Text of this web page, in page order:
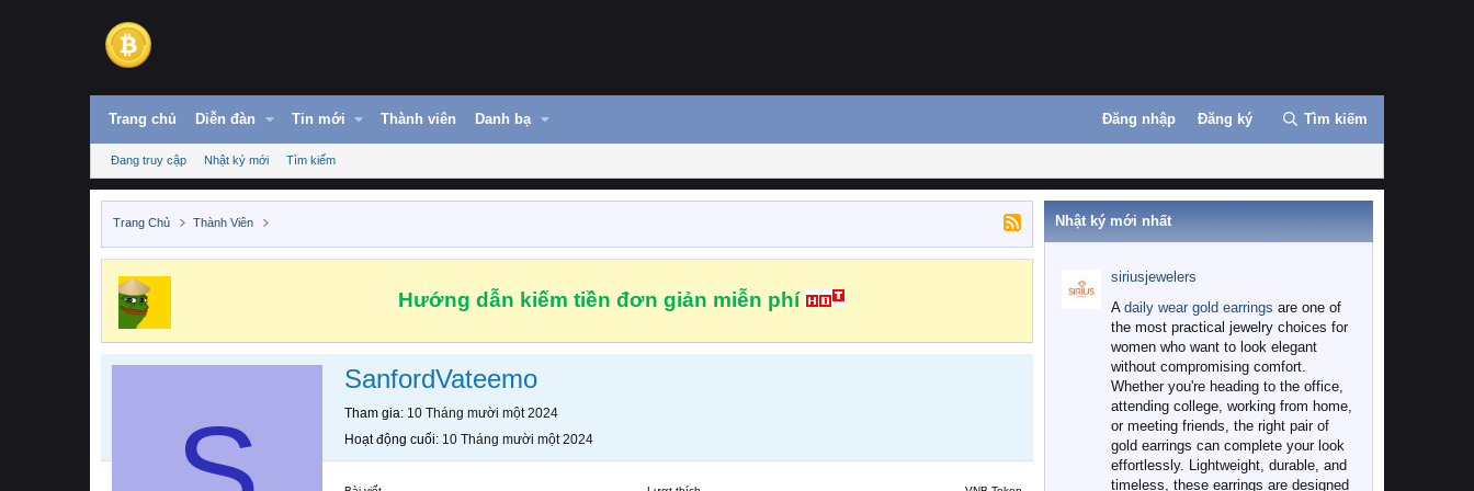
Trang chủ Diễn đàn Tin mới Thành viên Danh bạ Đăng nhập Đăng ký Tìm kiếm
Đang truy cập Nhật ký mới Tìm kiếm
Trang Chủ Thành Viên
Hướng dẫn kiếm tiền đơn giản miễn phí
SanfordVateemo
Tham gia 10 Tháng mười một 2024
Hoạt động cuối 10 Tháng mười một 2024
Nhật ký mới nhất
siriusjewelers
A daily wear gold earrings are one of
the most practical jewelry choices for
women who want to look elegant
without compromising comfort.
Whether you're heading to the office,
attending college, working from home,
or meeting friends, the right pair of
gold earrings can complete your look
effortlessly. Lightweight, durable, and
timeless, these earrings are designed